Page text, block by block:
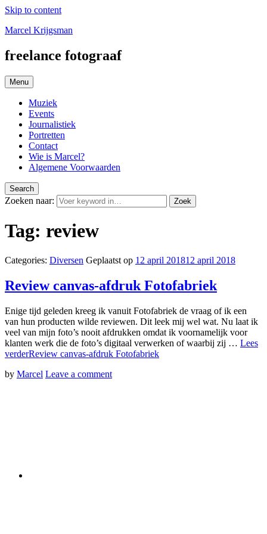
Skip to content
Marcel Krijgsman
freelance fotograaf
Menu
Muziek
Events
Journalistiek
Portretten
Contact
Wie is Marcel?
Algemene Voorwaarden
Search
Zoeken naar: Zoek
Tag: review
Categories: Diversen Geplaatst op 12 april 201812 april 2018
Review canvas-afdruk Fotofabriek
Enige tijd geleden kreeg ik vanuit Fotofabriek de vraag of ik een
van hun producten wilde reviewen. Dit leek mij wel wat. Nu laat ik
veel van mijn foto’s nooit afdrukken omdat ik voornamelijk voor
klanten werk die de foto’s digitaal verwerken of waarbij zij … Lees
verderReview canvas-afdruk Fotofabriek
by Marcel Leave a comment